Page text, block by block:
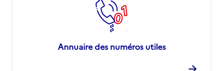
Annuaire des numéros utiles